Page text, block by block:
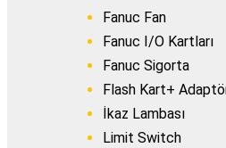
Fanuc Fan
Fanuc I/O Kartları
Fanuc Sigorta
Flash Kart+
İkaz Lambası
Limit Switch